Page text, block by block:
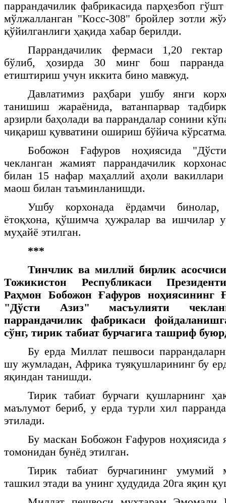
паррандачилик фабрикасида парҳезбоп
мўлжалланган "Косс-308" бройлер зотли
қўйилганлиги ҳақида хабар берилди.
Паррандачилик фермаси 1,20
бўлиб, ҳозирда 30 минг бош парранда
етиштириш учун иккита бино мавжуд.
Давлатимиз раҳбари ушбу янги
танишиш жараёнида, ватанпарвар
арзирли баҳолади ва паррандалар сонини
чиқариш қувватини ошириш бўйича
Бобожон Ғафуров ноҳиясида
чекланган жамият паррандачилик
билан 15 нафар маҳаллий аҳоли
маош билан таъминланишди.
Ушбу корхонада ёрдамчи
ётоқхона, қўшимча ҳужралар ва ишчилар
муҳайё этилган.
***
Тинчлик ва миллий бирлик
Тожикистон Республикаси
Раҳмон Бобожон Ғафуров ноҳиясининг
"Дўсти Азиз" масъулияти
паррандачилик фабрикаси
сўнг, тирик табиат бурчагига ташриф
Бу ерда Миллат пешвоси
шу жумладан, Африка туяқушларининг бу
яқиндан танишди.
Тирик табиат бурчаги қушларнинг
маълумот бериб, у ерда турли хил
этилади.
Бу маскан Бобожон Ғафуров
томонидан бунёд этилган.
Тирик табиат бурчагининг умумий
ташкил этади ва унинг ҳудудида 20га яқин